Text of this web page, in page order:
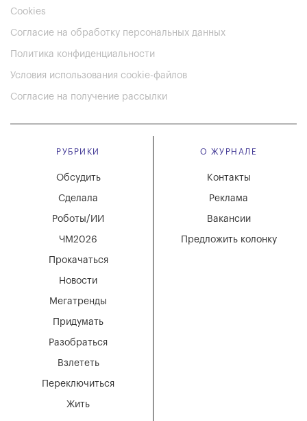
Cookies
Согласие на обработку персональных данных
Политика конфиденциальности
Условия использования cookie-файлов
Согласие на получение рассылки
РУБРИКИ
Мегатренды
Придумать
Разобраться
Взлететь
Новости
Переключиться
Жить
Обсудить
Сделала
Роботы/ИИ
ЧМ2026
Прокачаться
О ЖУРНАЛЕ
Вакансии
Реклама
Контакты
Предложить колонку